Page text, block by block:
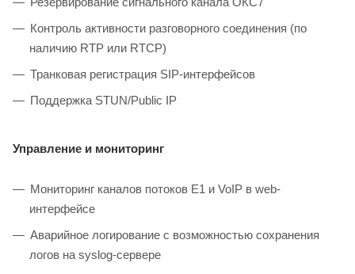
Контроль активности разговорного соединения (по
наличию RTP или RTCP)
Транковая регистрация SIP-интерфейсов
Поддержка STUN/Public IP
Управление и мониторинг
Мониторинг каналов потоков Е1 и VoIP в web-
интерфейсе
Аварийное логирование с возможностью сохранения
логов на syslog-сервере